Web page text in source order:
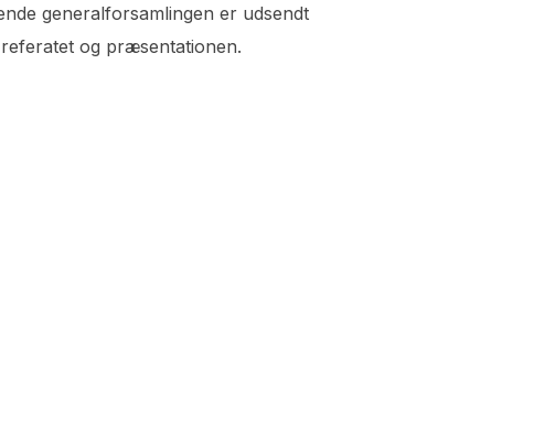
generalforsamlingen er udsendt
og præsentationen.